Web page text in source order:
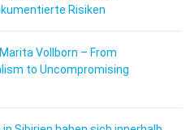
Risiken
Vollborn – From
to Uncompromising